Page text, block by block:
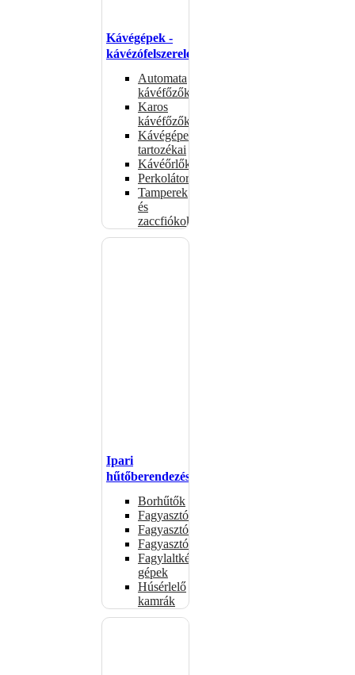
Kávégépek -
kávézófelszerelés
Automata
kávéfőzők
Karos
kávéfőzők
Kávégépek
tartozékai
Kávéőrlők
Perkolátorok
Tamperek
és
zaccfiókok
Ipari
hűtőberendezések
Borhűtők
Fagyasztóasztalok
Fagyasztóládák
Fagyasztószekrények
Fagylaltkészítő
gépek
Húsérlelő
kamrák